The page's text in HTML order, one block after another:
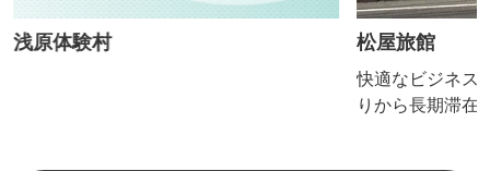
浅原体験村 松屋旅館
快適なビジネス
りから長期滞在